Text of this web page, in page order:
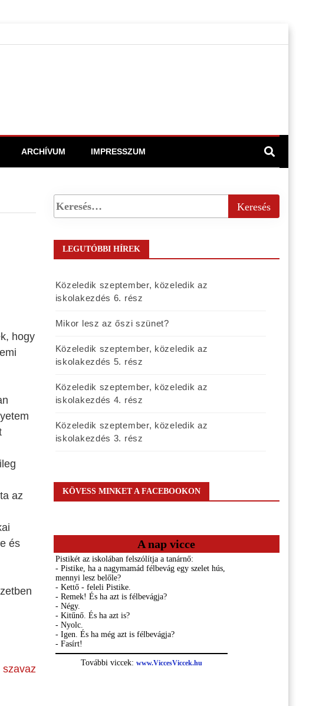
ARCHÍVUM IMPRESSZUM
hogy
az
és
szavaz
LEGUTÓBBI HÍREK
Közeledik szeptember, közeledik az
iskolakezdés 6. rész
Mikor lesz az őszi szünet?
Közeledik szeptember, közeledik az
iskolakezdés 5. rész
Közeledik szeptember, közeledik az
iskolakezdés 4. rész
Közeledik szeptember, közeledik az
iskolakezdés 3. rész
KÖVESS MINKET A FACEBOOKON
A nap vicce